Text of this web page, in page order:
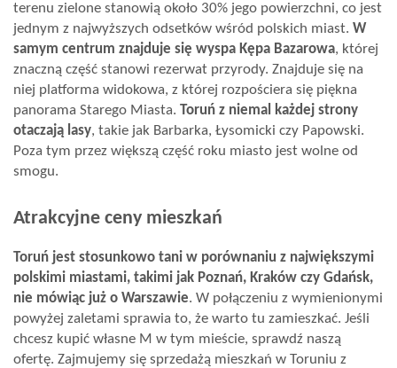
terenu zielone stanowią około 30% jego powierzchni, co jest
jednym z najwyższych odsetków wśród polskich miast. W
samym centrum znajduje się wyspa Kępa Bazarowa, której
znaczną część stanowi rezerwat przyrody. Znajduje się na
niej platforma widokowa, z której rozpościera się piękna
panorama Starego Miasta. Toruń z niemal każdej strony
otaczają lasy, takie jak Barbarka, Łysomicki czy Papowski.
Poza tym przez większą część roku miasto jest wolne od
smogu.
Atrakcyjne ceny mieszkań
Toruń jest stosunkowo tani w porównaniu z największymi
polskimi miastami, takimi jak Poznań, Kraków czy Gdańsk,
nie mówiąc już o Warszawie. W połączeniu z wymienionymi
powyżej zaletami sprawia to, że warto tu zamieszkać. Jeśli
chcesz kupić własne M w tym mieście, sprawdź naszą
ofertę. Zajmujemy się sprzedażą mieszkań w Toruniu z